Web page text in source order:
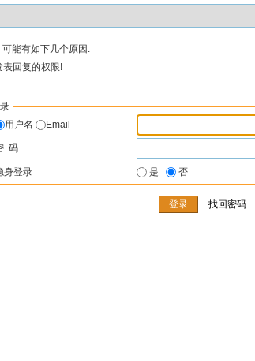
能有如下几个原因:
表回复的权限!
用户名
Email
码
身登录 是 否
找回密码